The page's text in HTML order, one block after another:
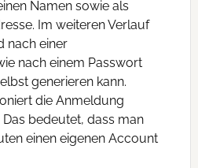
Namen sowie als
Im weiteren Verlauf
nach einer
nach einem Passwort
generieren kann.
die Anmeldung
bedeutet, dass man
einen eigenen Account